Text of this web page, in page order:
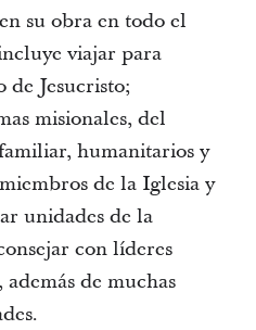
su obra en todo el
viajar para
de Jesucristo;
misionales, del
humanitarios y
de la Iglesia y
unidades de la
con líderes
de muchas